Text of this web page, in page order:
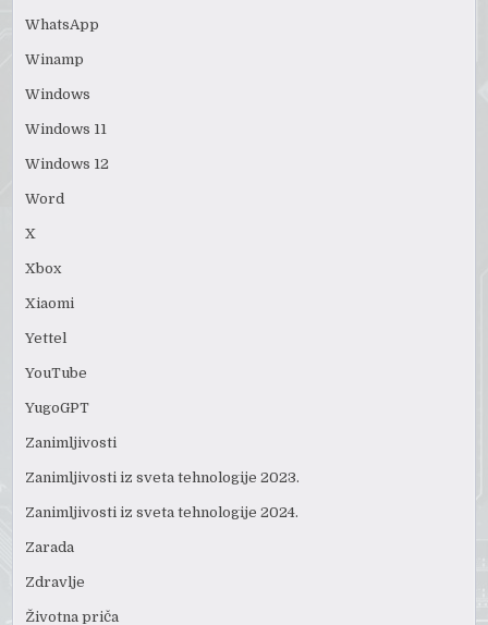
WhatsApp
Winamp
Windows
Windows 11
Windows 12
Word
X
Xbox
Xiaomi
Yettel
YouTube
YugoGPT
Zanimljivosti
Zanimljivosti iz sveta tehnologije 2023.
Zanimljivosti iz sveta tehnologije 2024.
Zarada
Zdravlje
Životna priča